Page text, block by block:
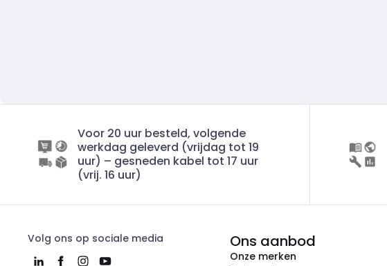
Voor 20 uur besteld, volgende
werkdag geleverd (vrijdag tot 19
uur) – gesneden kabel tot 17 uur
(vrij. 16 uur)
Volg ons op sociale media Ons aanbod
Onze merken